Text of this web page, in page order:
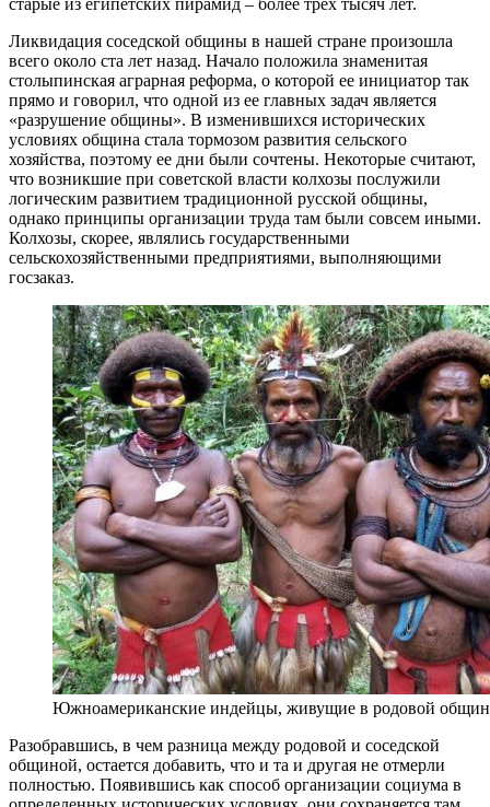
Ликвидация соседской общины в нашей стране произошла
всего около ста лет назад. Начало положила знаменитая
столыпинская аграрная реформа, о которой ее инициатор так
прямо и говорил, что одной из ее главных задач является
«разрушение общины». В изменившихся исторических
условиях община стала тормозом развития сельского
хозяйства, поэтому ее дни были сочтены. Некоторые считают,
что возникшие при советской власти колхозы послужили
логическим развитием традиционной русской общины,
однако принципы организации труда там были совсем иными.
Колхозы, скорее, являлись государственными
сельскохозяйственными предприятиями, выполняющими
госзаказ.
Южноамериканские индейцы, живущие в родовой
Разобравшись, в чем разница между родовой и соседской
общиной, остается добавить, что и та и другая не отмерли
полностью. Появившись как способ организации социума в